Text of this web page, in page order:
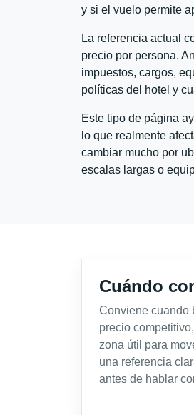
y si el vuelo permite
La referencia actual
precio por persona.
impuestos, cargos,
políticas del hotel y
Este tipo de página
lo que realmente
cambiar mucho por
escalas largas o
Cuándo
Conviene cuando
precio
zona útil para
una referencia
antes de hablar